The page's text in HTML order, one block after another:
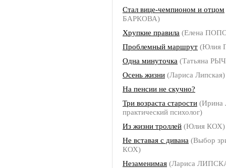
Стал вице-чемпионом и отцом
БАРКОВА)
Хрупкие правила (Елена
Проблемный маршрут (Юлия
Одна минуточка (Татьяна
Осень жизни (Лариса Липская)
На пенсии не скучно?
Три возраста старости
практический психолог)
Из жизни троллей (Юлия КОХ)
Не вставая с дивана (Выбор
КОХ)
Незаменимая (Лариса